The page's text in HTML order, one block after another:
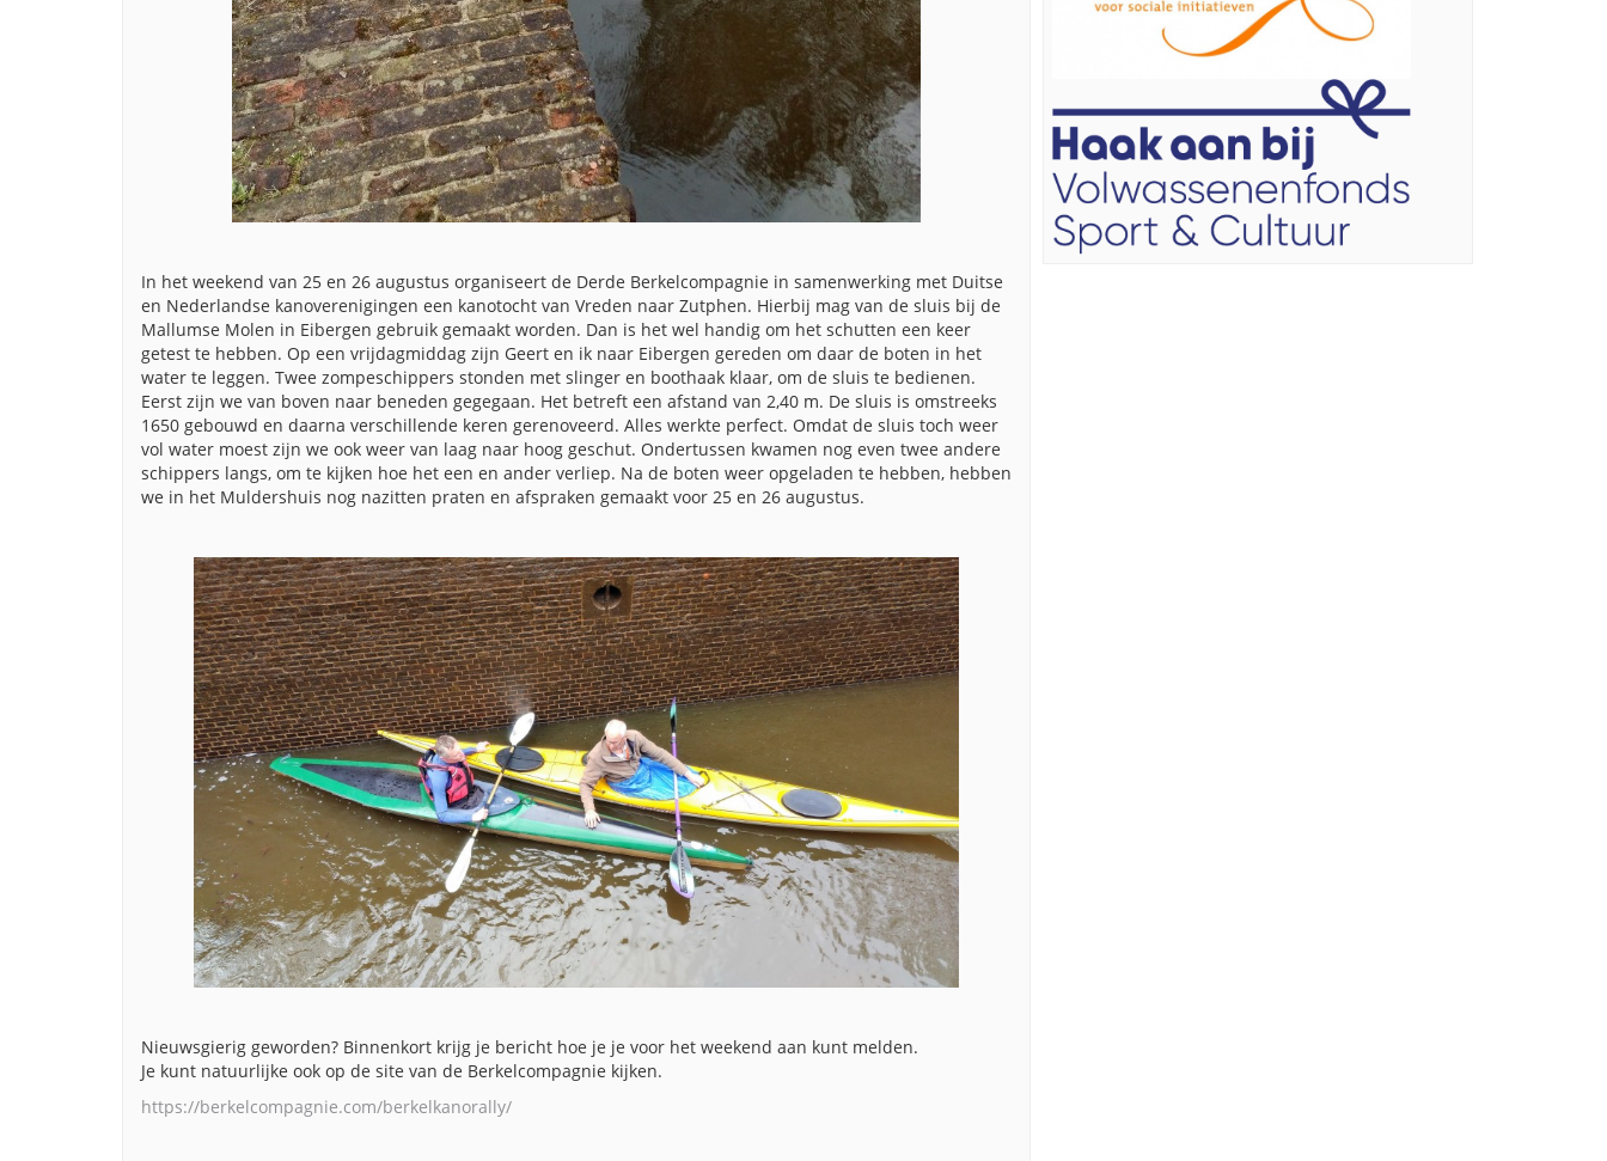
In het weekend van 25 en 26 augustus organiseert de Derde Berkelcompagnie in samenwerking met Duitse
en Nederlandse kanoverenigingen een kanotocht van Vreden naar Zutphen. Hierbij mag van de sluis bij de
Mallumse Molen in Eibergen gebruik gemaakt worden. Dan is het wel handig om het schutten een keer
getest te hebben. Op een vrijdagmiddag zijn Geert en ik naar Eibergen gereden om daar de boten in het
water te leggen. Twee zompeschippers stonden met slinger en boothaak klaar, om de sluis te bedienen.
Eerst zijn we van boven naar beneden gegegaan. Het betreft een afstand van 2,40 m. De sluis is omstreeks
1650 gebouwd en daarna verschillende keren gerenoveerd. Alles werkte perfect. Omdat de sluis toch weer
vol water moest zijn we ook weer van laag naar hoog geschut. Ondertussen kwamen nog even twee andere
schippers langs, om te kijken hoe het een en ander verliep. Na de boten weer opgeladen te hebben, hebben
we in het Muldershuis nog nazitten praten en afspraken gemaakt voor 25 en 26 augustus.
Nieuwsgierig geworden? Binnenkort krijg je bericht hoe je je voor het weekend aan kunt melden.
Je kunt natuurlijke ook op de site van de Berkelcompagnie kijken.
https://berkelcompagnie.com/berkelkanorally/